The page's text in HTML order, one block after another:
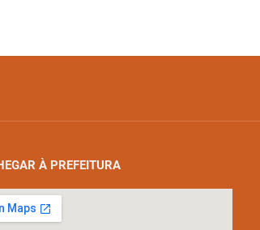
À PREFEITURA